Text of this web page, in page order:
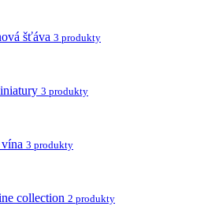
šťáva 3 produkty
3 produkty
3 produkty
collection 2 produkty